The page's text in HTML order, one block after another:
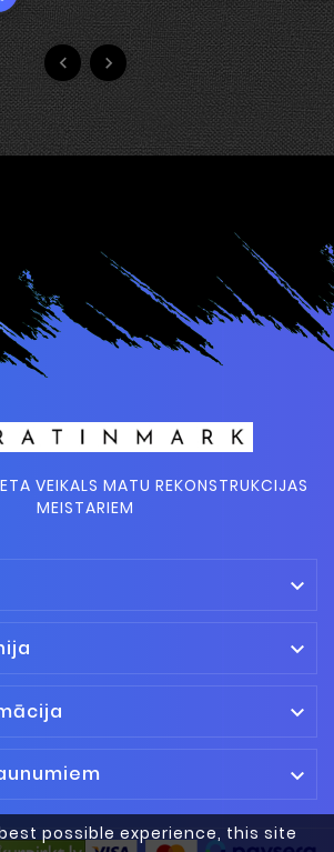
possible experience, this site
 
VEIKALS MATU REKONSTRUKCIJAS
MEISTARIEM



